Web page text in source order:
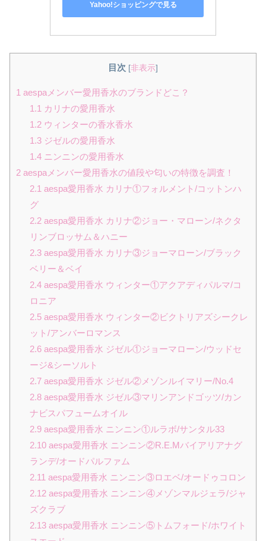
Yahoo!ショッピングで見る
目次 [非表示]
1 aespaメンバー愛用香水のブランドどこ？
1.1 カリナの愛用香水
1.2ウィンターの香水香水
1.3ジゼルの愛用香水
1.4ニンニンの愛用香水
2 aespaメンバー愛用香水の値段や匂いの特徴を調査！
2.1 aespa愛用香水 カリナ①フォルメント/コットンハ
グ
2.2aespa愛用香水 カリナ②ジョー・マローン/ネクタ
リンブロッサム＆ハニー
2.3aespa愛用香水 カリナ③ジョーマローン/ブラック
ベリー＆ベイ
2.4aespa愛用香水 ウィンター①アクアディパルマ/コ
ロニア
2.5aespa愛用香水 ウィンター②ビクトリアズシークレ
ット/アンバーロマンス
2.6aespa愛用香水 ジゼル①ジョーマローン/ウッドセ
ージ&シーソルト
2.7aespa愛用香水 ジゼル②メゾンルイマリー/No.4
2.8aespa愛用香水 ジゼル③マリンアンドゴッツ/カン
ナビスパフュームオイル
2.9aespa愛用香水 ニンニン①ルラボ/サンタル33
2.10aespa愛用香水 ニンニン②R.E.Mバイアリアナグ
ランデ/オードパルファム
2.11 aespa愛用香水 ニンニン③ロエベ/オードゥコロン
2.12aespa愛用香水 ニンニン④メゾンマルジェラ/ジャ
ズクラブ
2.13aespa愛用香水 ニンニン⑤トムフォード/ホワイト